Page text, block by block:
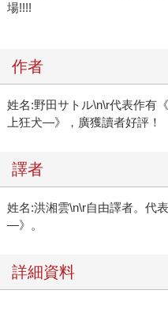
場!!!!
作者
姓名:野田サトル\n\r代表作有
上狂犬—》，廣獲讀者好評！
譯者
姓名:洪湘雲\n\r自由譯者。代
—》。
詳細資料